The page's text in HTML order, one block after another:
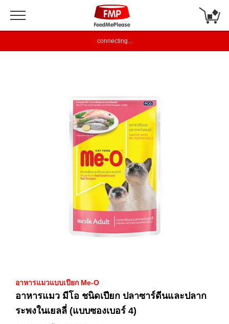
connecting...
อาหารแมวแบบเปียก Me-O
อาหารแมว มีโอ ชนิดเปียก ปลาซาร์ดีนและปลาก
ระพงในเยลลี่ (แบบซองเบอร์ 4)